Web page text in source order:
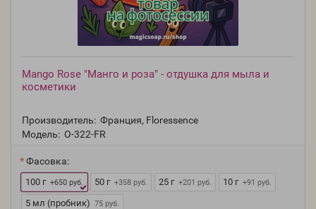
Mango Rose "Манго и роза" - отдушка для мыла и
косметики
Производитель: Франция, Floressence
Модель: O-322-FR
Фасовка:
100 г +650 руб. 50 г +358 руб. 25 г +201 руб. 10 г +91 руб.
5 мл (пробник) 75 руб.